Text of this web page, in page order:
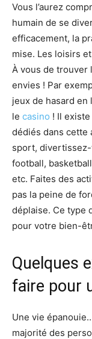
Vous l’aurez
humain de se
efficacement, la
mise. Les loisirs
À vous de trouver
envies ! Par
jeux de hasard
le casino ! Il
dédiés dans cette
sport,
football,
etc. Faites des
pas la peine de
déplaise. Ce type
pour votre bien-
Quelques
faire pour
Une vie
majorité des